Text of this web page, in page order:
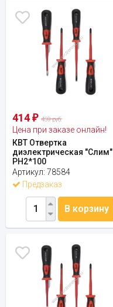
414 ₽ 459 руб.
Цена при заказе онлайн!
КВТ Отвертка
диэлектрическая "Слим"
PH2*100
Артикул: 78584
Предзаказ
В корзину